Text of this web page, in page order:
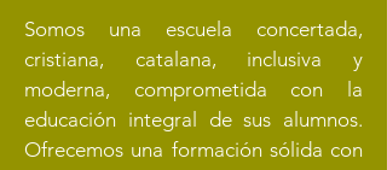
Somos una escuela concertada,
cristiana, catalana, inclusiva y
moderna, comprometida con la
educación integral de sus alumnos.
Ofrecemos una formación sólida con